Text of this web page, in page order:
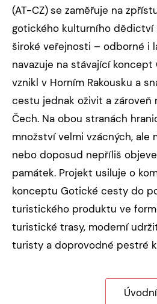
(AT-CZ)se zaměřuje na
gotického kulturního dědictví
široké veřejnosti – odborné i
navazuje na stávající
vznikl v Horním Rakousku a
cestu jednak oživit a zároveň
Čech. Na obou stranách
množství velmi vzácných, ale
nebo doposud nepříliš
památek. Projekt usiluje o
konceptu Gotické cesty do
turistického produktu ve
turistické trasy, moderní
turisty a doprovodné pestré